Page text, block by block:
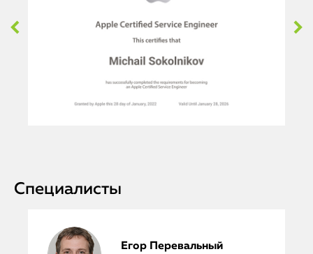
Специалисты
Егор Перевальный